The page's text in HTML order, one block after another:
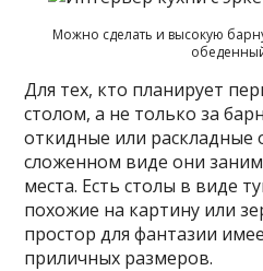
Можно сделать и высокую
Для тех, кто планирует
столом, а не только за
откидные или раскладные
сложенном виде они
места. Есть столы в виде
похожие на картину или
простор для фантазии
приличных размеров.